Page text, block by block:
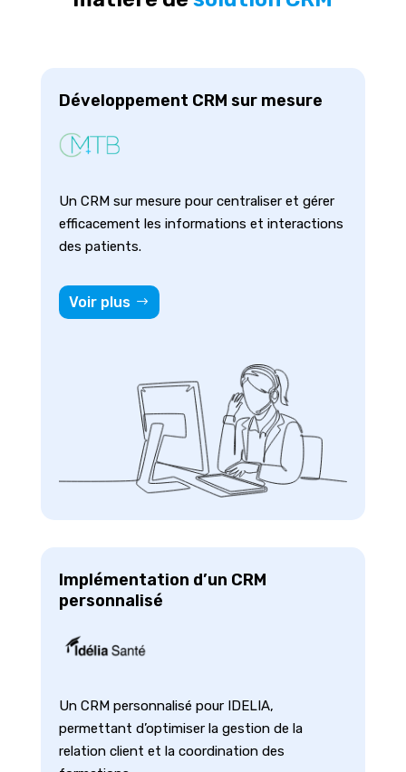
Développement CRM sur mesure
Un CRM sur mesure pour centraliser et gérer
efficacement les informations et interactions
des patients.
Voir plus
Implémentation d’un CRM
personnalisé
Un CRM personnalisé pour IDELIA,
permettant d’optimiser la gestion de la
relation client et la coordination des